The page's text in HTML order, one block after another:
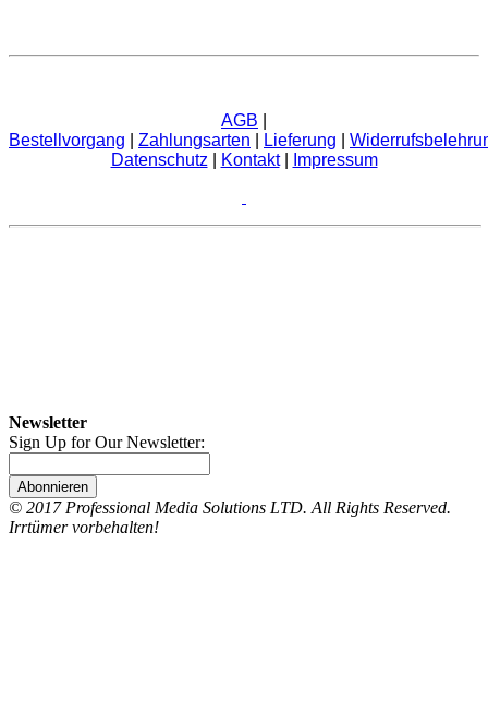
AGB
Bestellvorgang
Zahlungsarten Lieferung
Datenschutz
Kontakt| Impressum
Newsletter
Sign Up for Our Newsletter:
Abonnieren
© 2017 Professional Media Solutions LTD. All Rights Reserved.
Irrtümer vorbehalten!